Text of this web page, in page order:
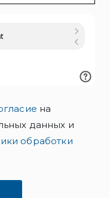
на
данных и
обработки